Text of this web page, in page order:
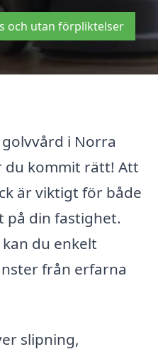
och utan förpliktelser
i Norra
du kommit rätt! Att
är viktigt för både
på din fastighet.
du enkelt
från erfarna
slipning,